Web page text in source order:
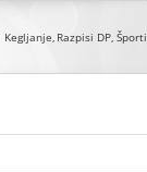
Kegljanje Razpisi DP Športi